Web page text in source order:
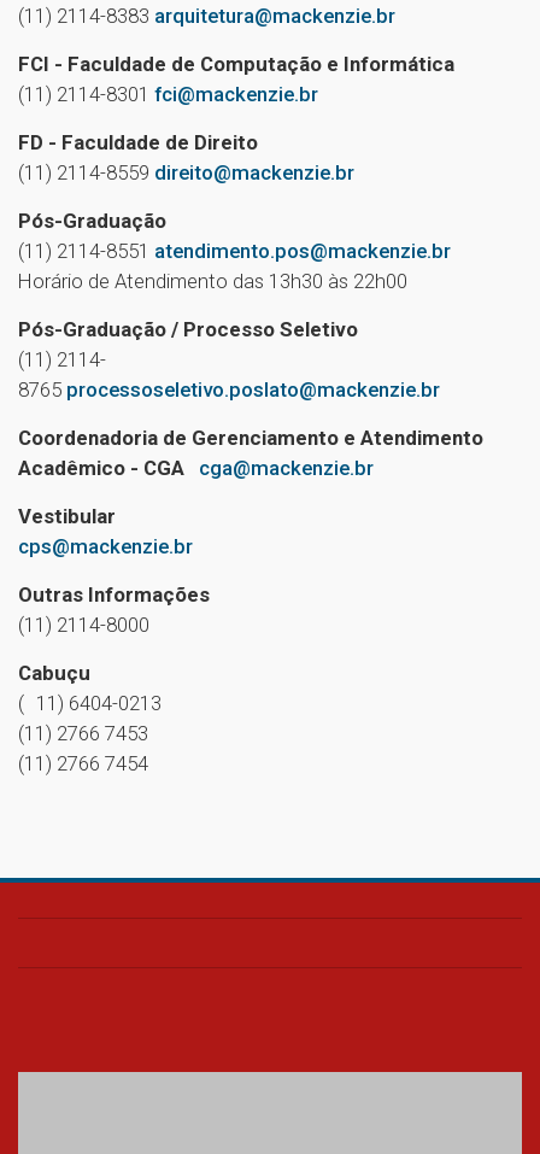
(11) 2114-8383 arquitetura@mackenzie.br
FCI - Faculdade de Computação e Informática
(11) 2114-8301 fci@mackenzie.br
FD - Faculdade de Direito
(11) 2114-8559 direito@mackenzie.br
Pós-Graduação
(11) 2114-8551 atendimento.pos@mackenzie.br
Horário de Atendimento das 13h30 às 22h00
Pós-Graduação / Processo Seletivo
(11) 2114-
8765 processoseletivo.poslato@mackenzie.br
Coordenadoria de Gerenciamento e Atendimento
Acadêmico - CGA cga@mackenzie.br
Vestibular
cps@mackenzie.br
Outras Informações
(11) 2114-8000
Cabuçu
( 11) 6404-0213
(11) 2766 7453
(11) 2766 7454